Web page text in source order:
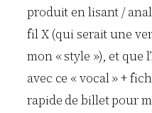
produit en lisant /
fil X (qui serait une
mon « style »), et que
avec ce « vocal » +
rapide de billet pour